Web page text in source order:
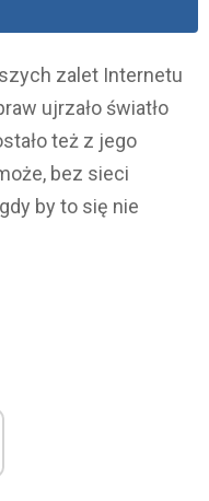
zalet Internetu
ujrzało światło
też z jego
bez sieci
by to się nie